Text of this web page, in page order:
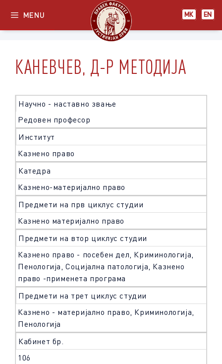
content
МК EN
MENU
КАНЕВЧЕВ, Д-Р МЕТОДИЈА
Научно - наставно звање
Редовен професор
Институт
Казнено право
Катедра
Казнено-материјално право
Предмети на прв циклус студии
Казнено материјално право
Предмети на втор циклус студии
Казнено право - посебен дел, Криминологија,
Пенологија, Социјална патологија, Казнено
право -применета програма
Предмети на трет циклус студии
Казнено - материјално право, Криминологија,
Пенологија
Кабинет бр.
106